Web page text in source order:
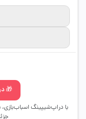
🎁
با دراپ‌شیپینگ